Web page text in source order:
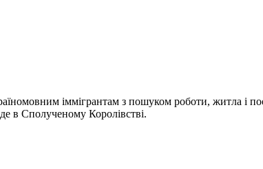
іммігрантам з пошуком роботи, житла і
в Сполученому Королівстві.